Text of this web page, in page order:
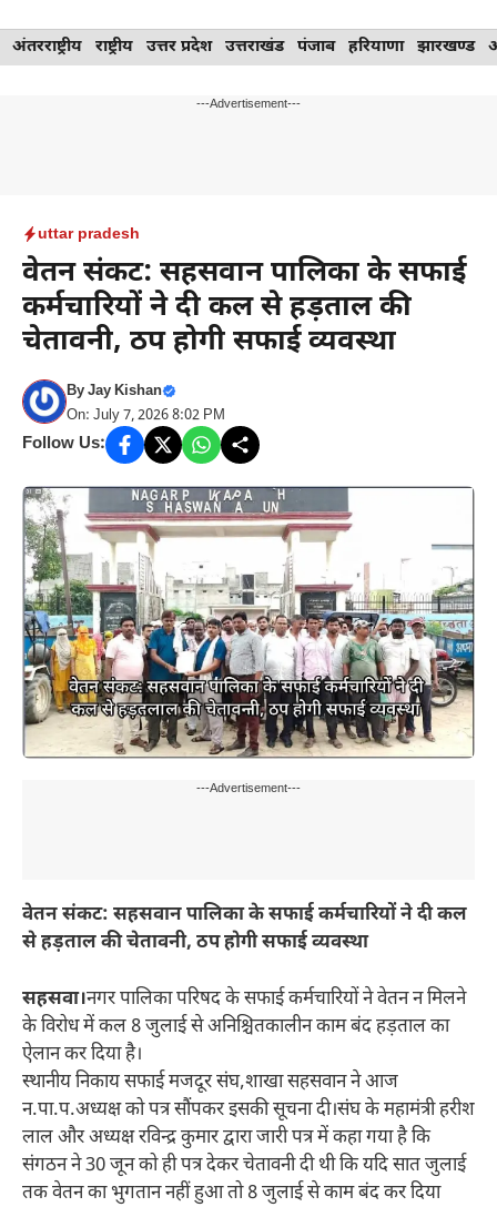
Skip
to
अंतरराष्ट्रीय राष्ट्रीय उत्तर प्रदेश उत्तराखंड पंजाब हरियाणा झारखण्ड
---Advertisement---
uttar pradesh
वेतन संकट: सहसवान पालिका के सफाई
कर्मचारियों ने दी कल से हड़ताल की
चेतावनी, ठप होगी सफाई व्यवस्था
ByJay Kishan
On: July 7, 2026 8:02 PM
Follow Us:
---Advertisement---
वेतन संकट: सहसवान पालिका के सफाई कर्मचारियों ने दी कल
से हड़ताल की चेतावनी, ठप होगी सफाई व्यवस्था
सहसवा।नगर पालिका परिषद के सफाई कर्मचारियों ने वेतन न मिलने
के विरोध में कल 8 जुलाई से अनिश्चितकालीन काम बंद हड़ताल का
ऐलान कर दिया है।
स्थानीय निकाय सफाई मजदूर संघ,शाखा सहसवान ने आज
न.पा.प.अध्यक्ष को पत्र सौंपकर इसकी सूचना दी।संघ के महामंत्री हरीश
लाल और अध्यक्ष रविन्द्र कुमार द्वारा जारी पत्र में कहा गया है कि
संगठन ने 30 जून को ही पत्र देकर चेतावनी दी थी कि यदि सात जुलाई
तक वेतन का भुगतान नहीं हुआ तो 8 जुलाई से काम बंद कर दिया